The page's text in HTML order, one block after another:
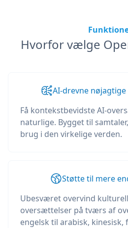
Hvorfor vælge
AI-drevne
Få kontekstbevidste AI-
naturlige. Bygget til
brug i den virkelige verden.
Støtte til mere
Ubesværet overvind
oversættelser på tværs af
engelsk til arabisk, kinesisk,